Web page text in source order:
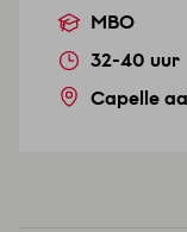
MBO
32-40 uur
Capelle